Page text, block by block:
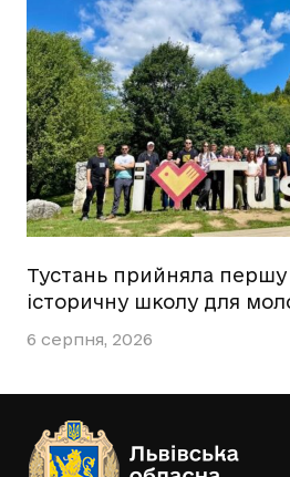
Тустань прийняла
історичну школу для
6 серпня, 2026